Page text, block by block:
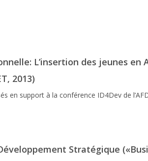
L’insertion des jeunes en
2013)
en support à la conférence ID4Dev de
Stratégique